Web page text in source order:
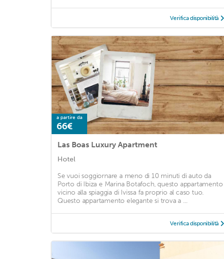
Verifica disponibilità
a partire da
66€
Las Boas Luxury Apartment
Hotel
Se vuoi soggiornare a meno di 10 minuti di auto da
Porto di Ibiza e Marina Botafoch, questo appartamento
vicino alla spiaggia di Ivissa fa proprio al caso tuo.
Questo appartamento elegante si trova a ...
Verifica disponibilità